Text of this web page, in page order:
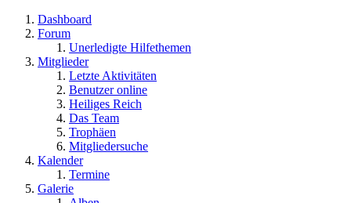
Dashboard
Forum
Unerledigte Hilfethemen
Mitglieder
Letzte Aktivitäten
Benutzer online
Heiliges Reich
Das Team
Trophäen
Mitgliedersuche
Kalender
Termine
Galerie